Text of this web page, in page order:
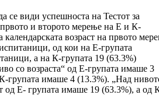
се види ус­пеш­нос­та на Тестот за
и второто мерење на Е и К-
календарската возраст на пр­вото
од кои на Е-групата
а на К-групата 19 (63.3%)
со воз­рас­та“ од Е-групата имаше 3
групата имаше 4 (13.3%). „Над
од Е- гру­па­та имаше 19 (63.3%), а од